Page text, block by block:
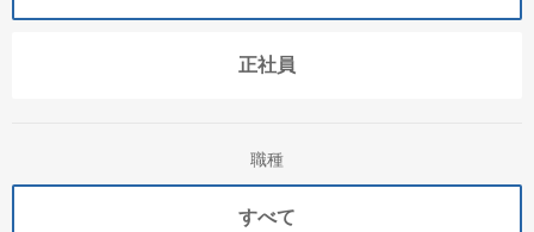
正社員
職種
すべて